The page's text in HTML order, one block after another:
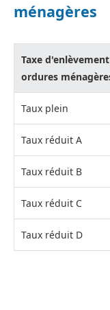
ménagères
Taxe
ordures
Taux plein
Taux réduit A
Taux réduit B
Taux réduit C
Taux réduit D